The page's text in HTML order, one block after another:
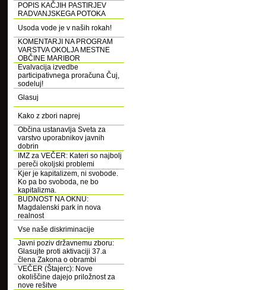
POPIS KAČJIH PASTIRJEV
RADVANJSKEGA POTOKA
Usoda vode je v naših rokah!
KOMENTARJI NA PROGRAM
VARSTVA OKOLJA MESTNE
OBČINE MARIBOR
Evalvacija izvedbe
participativnega proračuna Čuj,
sodeluj!
Glasuj
Kako z zbori naprej
Občina ustanavlja Sveta za
varstvo uporabnikov javnih
dobrin
IMZ za VEČER: Kateri so najbolj
pereči okoljski problemi
Kjer je kapitalizem, ni svobode.
Ko pa bo svoboda, ne bo
kapitalizma.
BUDNOST NA OKNU:
Magdalenski park in nova
realnost
Vse naše diskriminacije
Javni poziv državnemu zboru:
Glasujte proti aktivaciji 37.a
člena Zakona o obrambi
VEČER (Štajerc): Nove
okoliščine dajejo priložnost za
nove rešitve